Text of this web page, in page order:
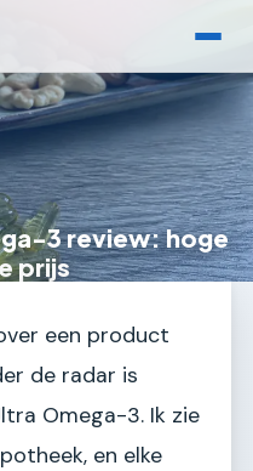
3 review: hoge
prijs
een product
de radar is
Omega-3. Ik zie
en elke